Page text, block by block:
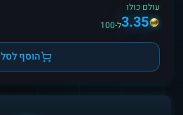
עולם כולו
3.35ל-100
הוסף לסל